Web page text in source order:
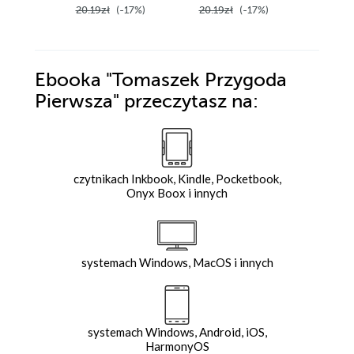
20.19zł (-17%) 20.19zł (-17%)
Ebooka "Tomaszek Przygoda
Pierwsza" przeczytasz na:
czytnikach Inkbook, Kindle, Pocketbook,
Onyx Boox i innych
systemach Windows, MacOS i innych
systemach Windows, Android, iOS,
HarmonyOS